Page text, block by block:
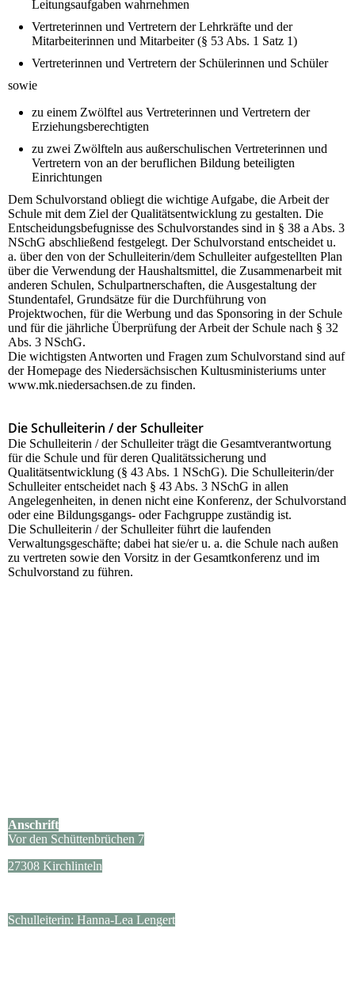
Leitungsaufgaben wahrnehmen
Vertreterinnen und Vertretern der Lehrkräfte und der
Mitarbeiterinnen und Mitarbeiter (§ 53 Abs. 1 Satz 1)
Vertreterinnen und Vertretern der Schülerinnen und Schüler
sowie
zu einem Zwölftel aus Vertreterinnen und Vertretern der
Erziehungsberechtigten
zu zwei Zwölfteln aus außerschulischen Vertreterinnen und
Vertretern von an der beruflichen Bildung beteiligten
Einrichtungen
Dem Schulvorstand obliegt die wichtige Aufgabe, die Arbeit der
Schule mit dem Ziel der Qualitätsentwicklung zu gestalten. Die
Entscheidungsbefugnisse des Schulvorstandes sind in § 38 a Abs. 3
NSchG abschließend festgelegt. Der Schulvorstand entscheidet u.
a. über den von der Schulleiterin/dem Schulleiter aufgestellten Plan
über die Verwendung der Haushaltsmittel, die Zusammenarbeit mit
anderen Schulen, Schulpartnerschaften, die Ausgestaltung der
Stundentafel, Grundsätze für die Durchführung von
Projektwochen, für die Werbung und das Sponsoring in der Schule
und für die jährliche Überprüfung der Arbeit der Schule nach § 32
Abs. 3 NSchG.
Die wichtigsten Antworten und Fragen zum Schulvorstand sind auf
der Homepage des Niedersächsischen Kultusministeriums unter
www.mk.niedersachsen.de zu finden.
Die Schulleiterin / der Schulleiter
Die Schulleiterin / der Schulleiter trägt die Gesamtverantwortung
für die Schule und für deren Qualitätssicherung und
Qualitätsentwicklung (§ 43 Abs. 1 NSchG). Die Schulleiterin/der
Schulleiter entscheidet nach § 43 Abs. 3 NSchG in allen
Angelegenheiten, in denen nicht eine Konferenz, der Schulvorstand
oder eine Bildungsgangs- oder Fachgruppe zuständig ist.
Die Schulleiterin / der Schulleiter führt die laufenden
Verwaltungsgeschäfte; dabei hat sie/er u. a. die Schule nach außen
zu vertreten sowie den Vorsitz in der Gesamtkonferenz und im
Schulvorstand zu führen.
Anschrift
Vor den Schüttenbrüchen 7
27308 Kirchlinteln
Schulleiterin: Hanna-Lea Lengert